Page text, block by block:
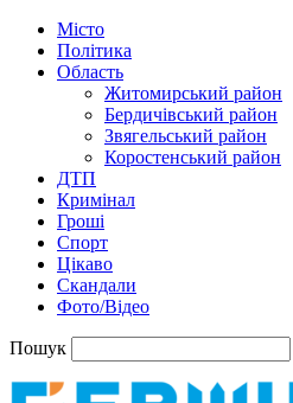
Місто
Політика
Область
Житомирський район
Бердичівський район
Звягельський район
Коростенський район
ДТП
Кримінал
Гроші
Спорт
Цікаво
Скандали
Фото/Відео
Пошук